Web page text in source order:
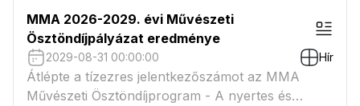
MMA 2026-2029. évi Művészeti
Ösztöndíjpályázat eredménye
2029-08-31 00:00:00 Hír
Átlépte a tízezres jelentkezőszámot az MMA
Művészeti Ösztöndíjprogram - A nyertes és